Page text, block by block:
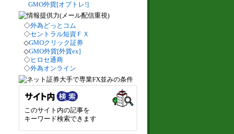
GMO外貨[オプトレ!]
◇外為どっとコム
◇セントラル短資ＦＸ
◇GMOクリック証券
◇GMO外貨[外貨ex]
◇ヒロセ通商
◇外為オンライン
このサイト内の記事を
キーワード検索できます